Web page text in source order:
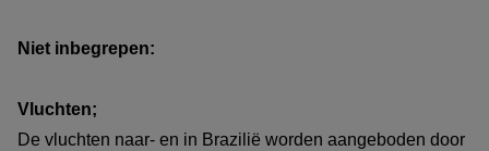
Niet inbegrepen:
Vluchten;
De vluchten naar- en in Brazilië worden aangeboden door